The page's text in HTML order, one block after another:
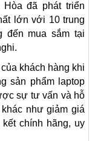
Hòa đã phát triển
lớn với 10 trung
đến mua sắm tại
khách hàng khi
sản phẩm laptop
sự tư vấn và hỗ
như giảm giá
chính hãng, uy